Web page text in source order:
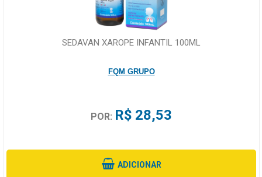
SEDAVAN XAROPE INFANTIL 100ML
FQM GRUPO
POR: R$ 28,53
ADICIONAR